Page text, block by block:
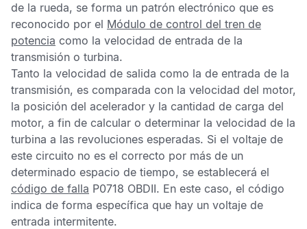
de la rueda, se forma un patrón electrónico que es
reconocido por el Módulo de control del tren de
potencia como la velocidad de entrada de la
transmisión o turbina.
Tanto la velocidad de salida como la de entrada de la
transmisión, es comparada con la velocidad del motor,
la posición del acelerador y la cantidad de carga del
motor, a fin de calcular o determinar la velocidad de la
turbina a las revoluciones esperadas. Si el voltaje de
este circuito no es el correcto por más de un
determinado espacio de tiempo, se establecerá el
código de falla P0718 OBDII. En este caso, el código
indica de forma específica que hay un voltaje de
entrada intermitente.